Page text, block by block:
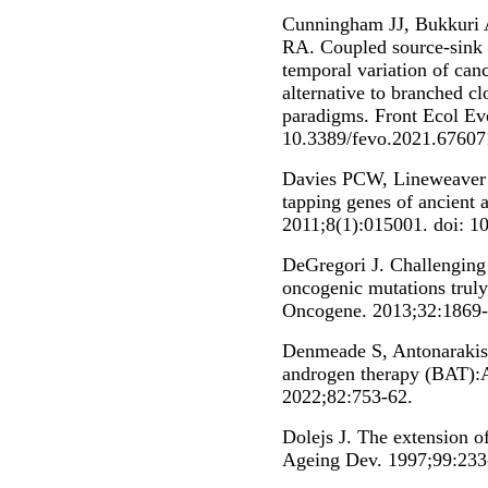
Cunningham JJ,
RA. Coupled source-sink
temporal variation of
alternative to branched
paradigms. Front Ecol
10.3389/
Davies PCW,
tapping genes of ancient
2011;8(1):015001. doi:
DeGregori J.
oncogenic mutations
Oncogene.
Denmeade S,
androgen therapy
2022;82:753-62.
Dolejs J. The extension
Ageing Dev.